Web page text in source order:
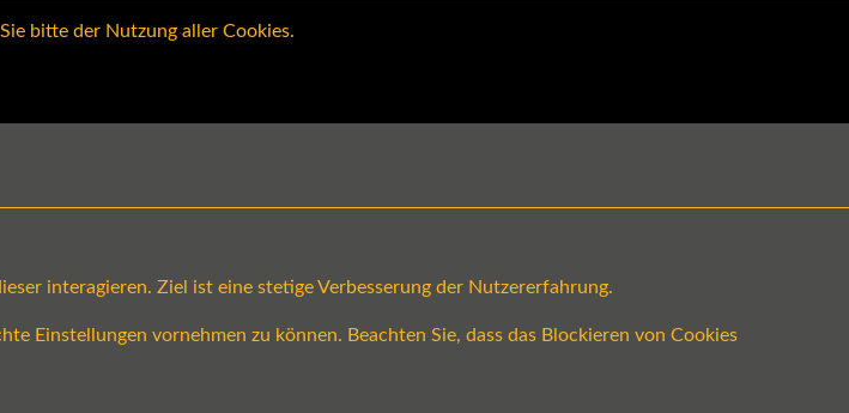
bitte der Nutzung aller Cookies.
interagieren. Ziel ist eine stetige Verbesserung der Nutzererfahrung.
Einstellungen vornehmen zu können. Beachten Sie, dass das Blockieren von Cookies